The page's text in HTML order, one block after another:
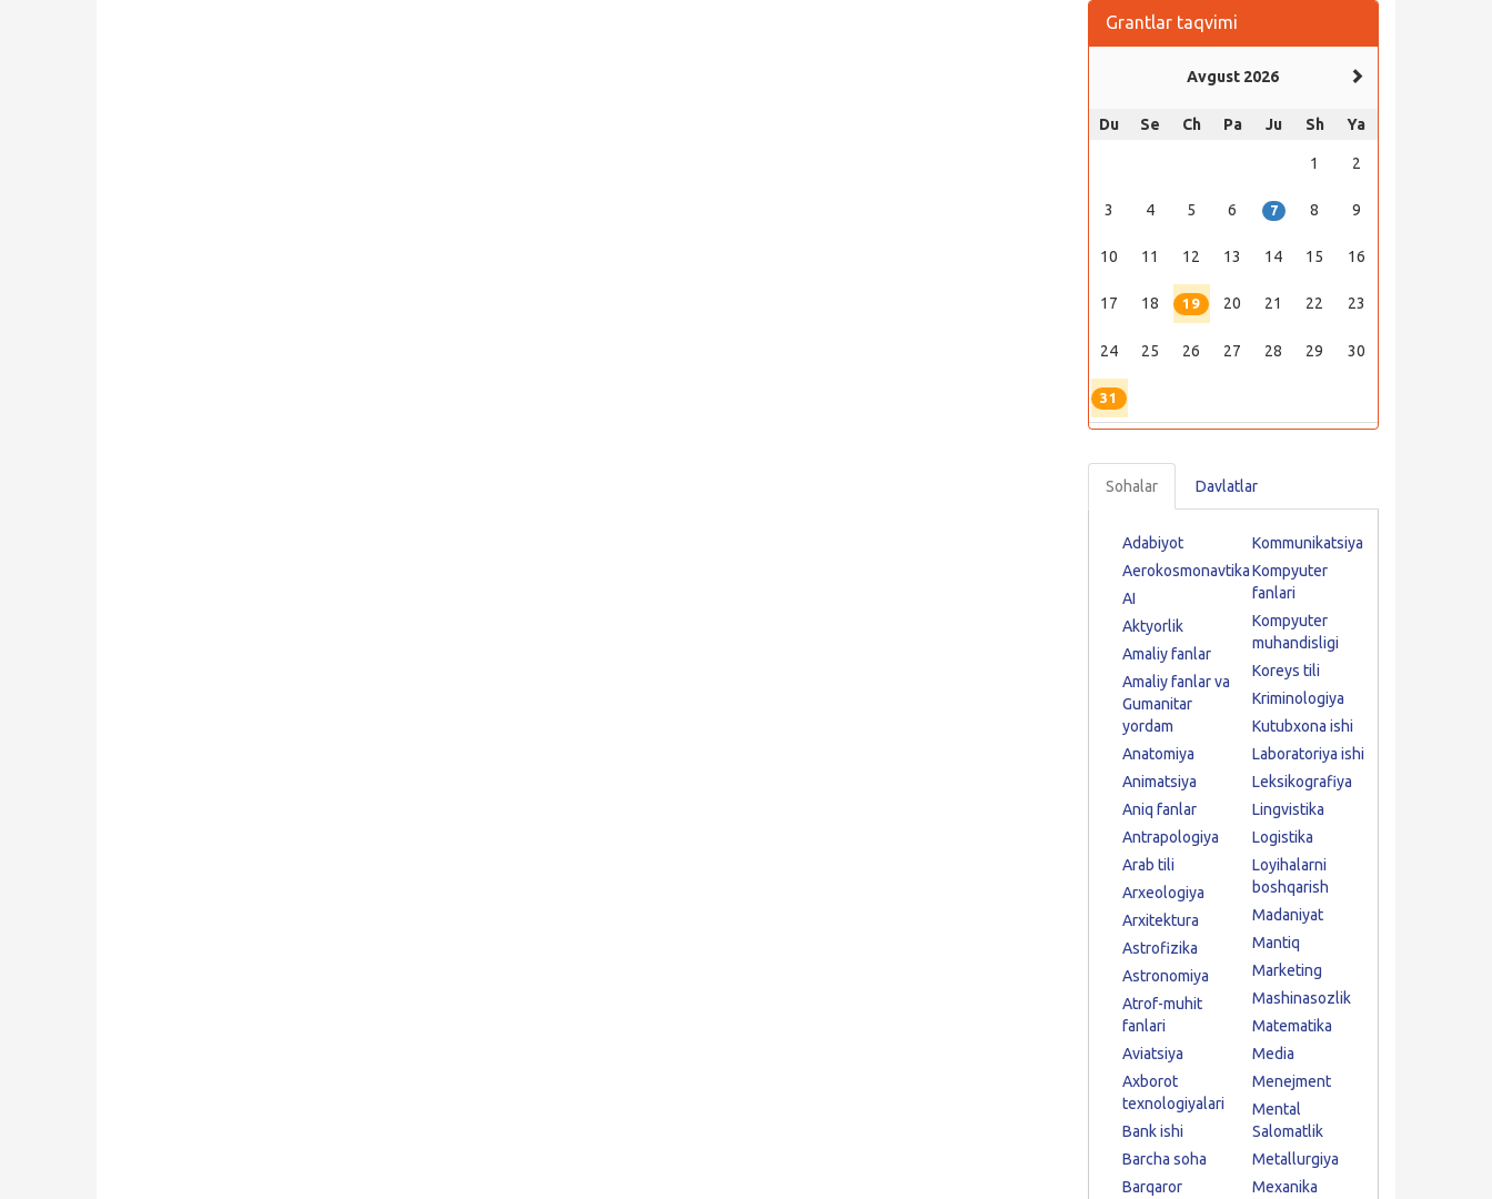
Grantlar taqvimi
Avgust 2026
Du Se Ch Pa Ju Sh Ya
1 2
3 4 5 6 7 8 9
10 11 12 13 14 15 16
17 18 19 20 21 22 23
24 25 26 27 28 29 30
31
Sohalar Davlatlar
Adabiyot
Aerokosmonavtika
AI
Aktyorlik
Amaliy fanlar
Amaliy fanlar va
Gumanitar
yordam
Anatomiya
Animatsiya
Aniq fanlar
Antrapologiya
Arab tili
Arxeologiya
Arxitektura
Astrofizika
Astronomiya
Atrof-muhit
fanlari
Aviatsiya
Axborot
texnologiyalari
Bank ishi
Barcha soha
Barqaror
Kommunikatsiya
Kompyuter
fanlari
Kompyuter
muhandisligi
Koreys tili
Kriminologiya
Kutubxona ishi
Laboratoriya ishi
Leksikografiya
Lingvistika
Logistika
Loyihalarni
boshqarish
Madaniyat
Mantiq
Marketing
Mashinasozlik
Matematika
Media
Menejment
Mental
Salomatlik
Metallurgiya
Mexanika